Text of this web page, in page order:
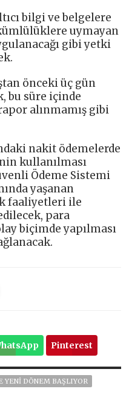
bilgi ve belgelere
uymayan
gibi yetki
önceki üç gün
bu süre içinde
alınmamış gibi
nakit ödemelerde
kullanılması
Ödeme Sistemi
yaşanan
faaliyetleri ile
para
biçimde yapılması
Pinterest
YENİ DÖNEM BAŞLIYOR